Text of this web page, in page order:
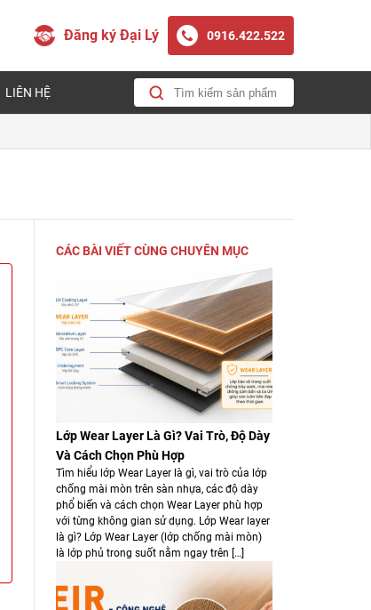
Đăng ký Đại Lý 0916.422.522
LIÊN HỆ
CÁC BÀI VIẾT CÙNG CHUYÊN MỤC
Lớp Wear Layer Là Gì? Vai Trò, Độ Dày
Và Cách Chọn Phù Hợp
Tìm hiểu lớp Wear Layer là gì, vai trò của lớp
chống mài mòn trên sàn nhựa, các độ dày
phổ biến và cách chọn Wear Layer phù hợp
với từng không gian sử dụng. Lớp Wear layer
là gì? Lớp Wear Layer (lớp chống mài mòn)
là lớp phủ trong suốt nằm ngay trên […]